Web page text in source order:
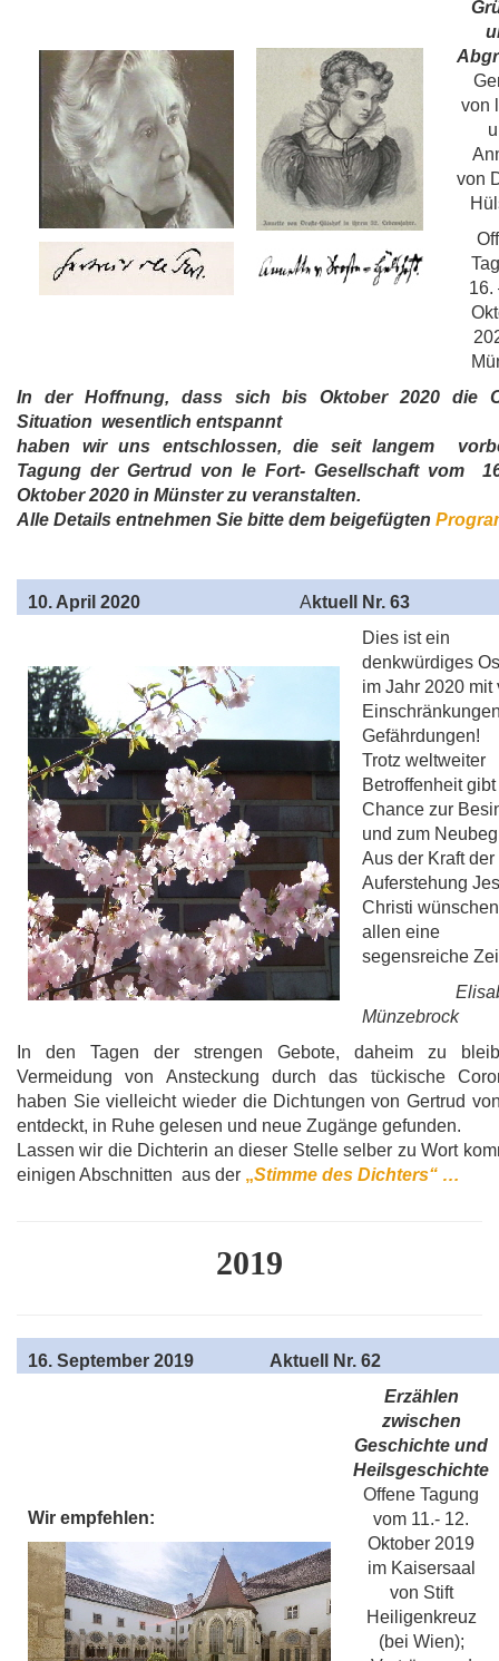
von
von
16.
In der Hoffnung, dass sich bis Oktober 2020 die
Situation wesentlich entspannt
haben wir uns entschlossen, die seit langem
Tagung der Gertrud von le Fort- Gesellschaft vom
Oktober 2020 in Münster zu veranstalten.
Alle Details entnehmen Sie bitte dem beigefügten
10. April 2020 A ktuell Nr. 63
Dies ist ein
denkwürdiges
im Jahr 2020 mit
Gefährdungen!
Trotz weltweiter
Betroffenheit
Chance zur
und zum
Aus der Kraft der
Auferstehung
Christi
allen eine
segensreiche
Münzebrock
In den Tagen der strengen Gebote, daheim zu
Vermeidung von Ansteckung durch das tückische
haben Sie vielleicht wieder die Dichtungen von Gertrud
entdeckt, in Ruhe gelesen und neue Zugänge gefunden.
Lassen wir die Dichterin an dieser Stelle selber zu Wort
einigen Abschnitten aus der „Stimme des Dichters“ …
2019
16. September 2019 Aktuell Nr. 62
Wir empfehlen:
Erzählen
zwischen
Geschichte und
Heilsgeschichte
Offene Tagung
vom 11.- 12.
Oktober 2019
im Kaisersaal
von Stift
Heiligenkreuz
(bei Wien);